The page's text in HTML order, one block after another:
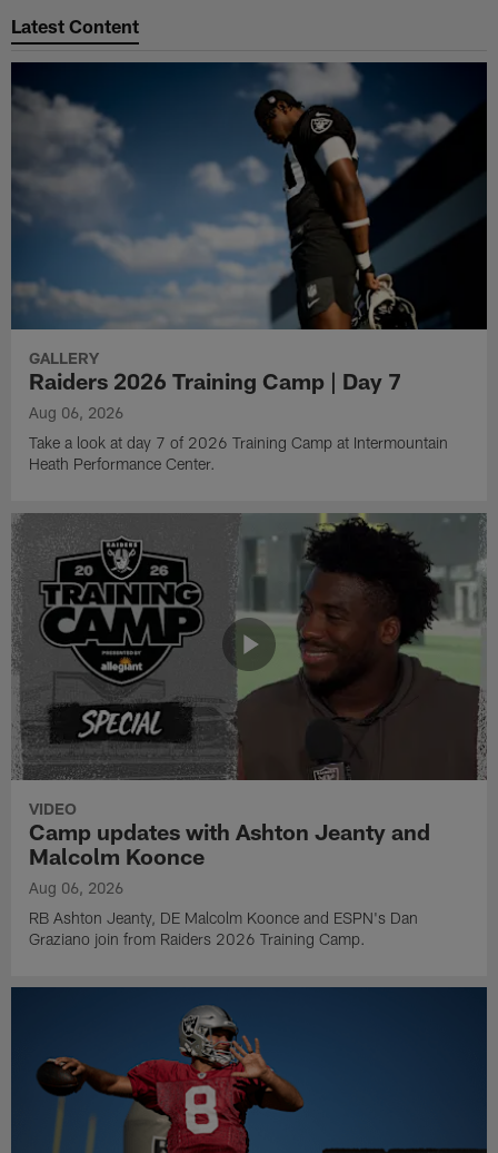
Latest Content
GALLERY
Raiders 2026 Training Camp | Day 7
Aug 06, 2026
Take a look at day 7 of 2026 Training Camp at Intermountain
Heath Performance Center.
VIDEO
Camp updates with Ashton Jeanty and
Malcolm Koonce
Aug 06, 2026
RB Ashton Jeanty, DE Malcolm Koonce and ESPN's Dan
Graziano join from Raiders 2026 Training Camp.